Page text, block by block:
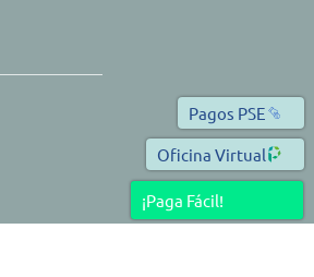
¡Paga Fácil!
Oficina Virtual
Pagos PSE